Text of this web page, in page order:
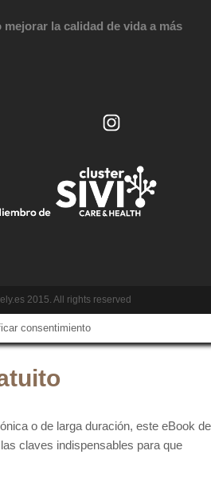
la calidad de vida a más
2015. All rights reserved
consentimiento
o de larga duración, este eBook de
claves indispensables para que